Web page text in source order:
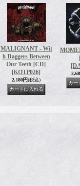
MALIGNANT - Wit
h Daggers Between
Our Teeth [CD]
[KOTP026]
2,180円(税込)